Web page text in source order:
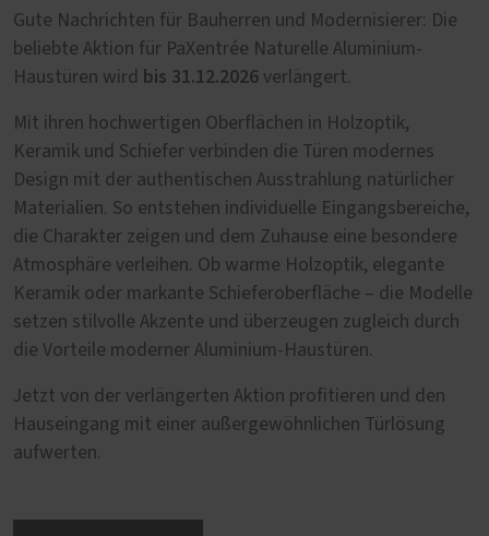
Gute Nachrichten für Bauherren und Modernisierer: Die
beliebte Aktion für PaXentrée Naturelle Aluminium-
Haustüren wird bis 31.12.2026 verlängert.
Mit ihren hochwertigen Oberflächen in Holzoptik,
Keramik und Schiefer verbinden die Türen modernes
Design mit der authentischen Ausstrahlung natürlicher
Materialien. So entstehen individuelle Eingangsbereiche,
die Charakter zeigen und dem Zuhause eine besondere
Atmosphäre verleihen. Ob warme Holzoptik, elegante
Keramik oder markante Schieferoberfläche – die Modelle
setzen stilvolle Akzente und überzeugen zugleich durch
die Vorteile moderner Aluminium-Haustüren.
Jetzt von der verlängerten Aktion profitieren und den
Hauseingang mit einer außergewöhnlichen Türlösung
aufwerten.